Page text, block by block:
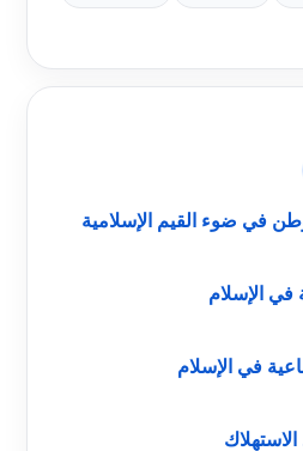
في ضوء القيم الإسلامية
في الإسلام
في الإسلام